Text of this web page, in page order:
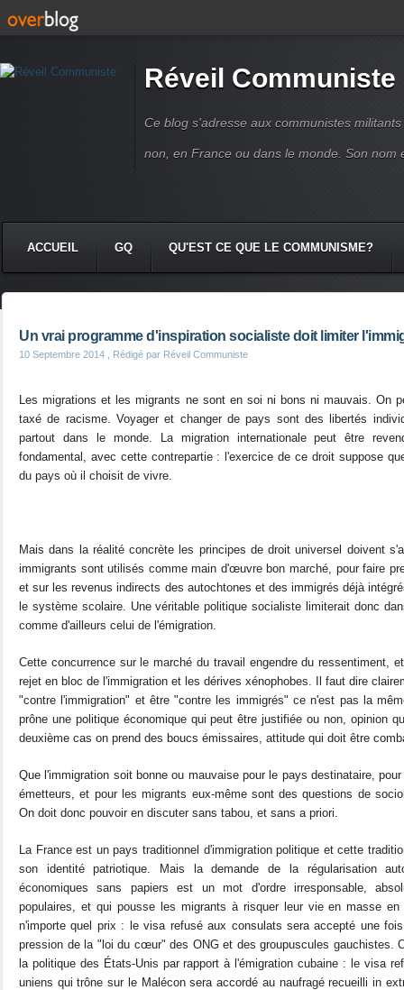
Réveil Communiste
Ce blog s'adresse aux communistes
non, en France ou dans le monde. Son nom
ACCUEIL GQ QU'EST CE QUE LE COMMUNISME?
Un vrai programme d'inspiration socialiste doit limiter
10 Septembre 2014 , Rédigé par Réveil Communiste
Les migrations et les migrants ne sont en soi ni bons ni mauvais. On
taxé de racisme. Voyager et changer de pays sont des libertés
partout dans le monde. La migration internationale peut être
fondamental, avec cette contrepartie : l'exercice de ce droit suppose
du pays où il choisit de vivre.
Mais dans la réalité concrète les principes de droit universel doivent
immigrants sont utilisés comme main d'œuvre bon marché, pour faire
et sur les revenus indirects des autochtones et des immigrés déjà
le système scolaire. Une véritable politique socialiste limiterait donc
comme d'ailleurs celui de l'émigration.
Cette concurrence sur le marché du travail engendre du ressentiment,
rejet en bloc de l'immigration et les dérives xénophobes. Il faut dire
"contre l'immigration" et être "contre les immigrés" ce n'est pas la
prône une politique économique qui peut être justifiée ou non, opinion
deuxième cas on prend des boucs émissaires, attitude qui doit être
Que l'immigration soit bonne ou mauvaise pour le pays destinataire,
émetteurs, et pour les migrants eux-même sont des questions de
On doit donc pouvoir en discuter sans tabou, et sans a priori.
La France est un pays traditionnel d'immigration politique et cette
son identité patriotique.
Mais la demande de la régularisation
économiques sans papiers est un mot d'ordre irresponsable,
populaires, et qui pousse les migrants à risquer leur vie en masse
n'importe quel prix : le visa refusé aux consulats sera accepté une
pression de la "loi du cœur" des ONG et des groupuscules gauchistes.
la politique des États-Unis par rapport à l'émigration cubaine : le visa
uniens qui trône sur le Malécon sera accordé au naufragé recueilli in